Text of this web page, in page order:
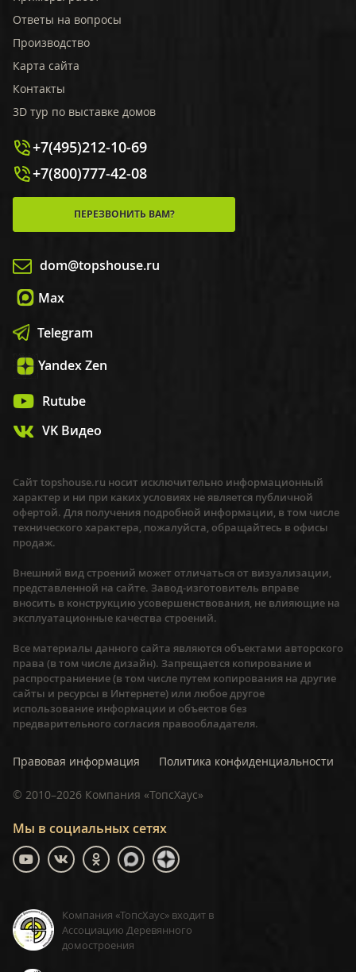
Ответы на вопросы
Производство
Карта сайта
Контакты
3D тур по выставке домов
+7(495)212-10-69
+7(800)777-42-08
ПЕРЕЗВОНИТЬ ВАМ?
dom@topshouse.ru
Max
Telegram
Yandex Zen
Rutube
VK Видео
Мы в социальных сетях
Компания «ТопсХаус» входит в
Ассоциацию Деревянного
домостроения
Сайт topshouse.ru носит исключительно информационный
характер и ни при каких условиях не является публичной
офертой. Для получения подробной информации, в том числе
технического характера, пожалуйста, обращайтесь в офисы
продаж.
Внешний вид строений может отличаться от визуализации,
представленной на сайте. Завод-изготовитель вправе
вносить в конструкцию усовершенствования, не влияющие на
эксплуатационные качества строений.
Все материалы данного сайта являются объектами авторского
права (в том числе дизайн). Запрещается копирование и
распространиение (в том числе путем копирования на другие
сайты и ресурсы в Интернете) или любое другое
использование информации и объектов без
предварительного согласия правообладателя.
Правовая информация Политика конфиденциальности
© 2010–2026 Компания «ТопсХаус»